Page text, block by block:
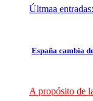
Últmaa entradas:
España cambia
A propósito de